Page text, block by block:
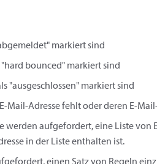
markiert sind
bounced" markiert sind
"ausgeschlossen" markiert sind
Mail-Adresse fehlt oder deren E-
werden aufgefordert, eine Liste von
in der Liste enthalten ist.